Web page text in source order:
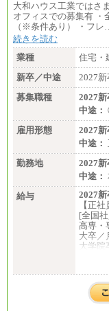
大和ハウス工業ではさ
オフィスでの募集有 ・
（※条件あり） ・フレ
続きを読む
業種
住宅・
新卒／中途
2027
募集職種
2027新
中途：
雇用形態
2027新
中途：
勤務地
2027新
中途：
給与
2027新
【正社
[全国
高専・
大卒／
大学院
[地域
【正社
[全国
[地域